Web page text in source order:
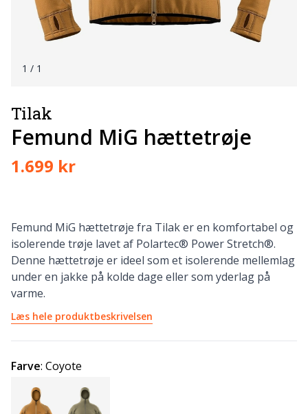
1 / 1
Tilak
Femund MiG hættetrøje
1.699 kr
Femund MiG hættetrøje fra Tilak er en komfortabel og
isolerende trøje lavet af Polartec® Power Stretch®.
Denne hættetrøje er ideel som et isolerende mellemlag
under en jakke på kolde dage eller som yderlag på
varme.
Læs hele produktbeskrivelsen
Farve: Coyote